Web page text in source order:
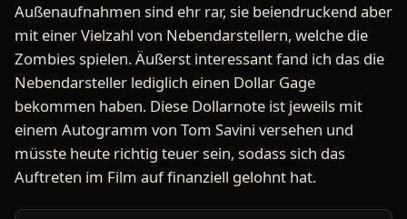
Außenaufnahmen sind ehr rar, sie beiendruckend aber
mit einer Vielzahl von Nebendarstellern, welche die
Zombies spielen. Äußerst interessant fand ich das die
Nebendarsteller lediglich einen Dollar Gage
bekommen haben. Diese Dollarnote ist jeweils mit
einem Autogramm von Tom Savini versehen und
müsste heute richtig teuer sein, sodass sich das
Auftreten im Film auf finanziell gelohnt hat.